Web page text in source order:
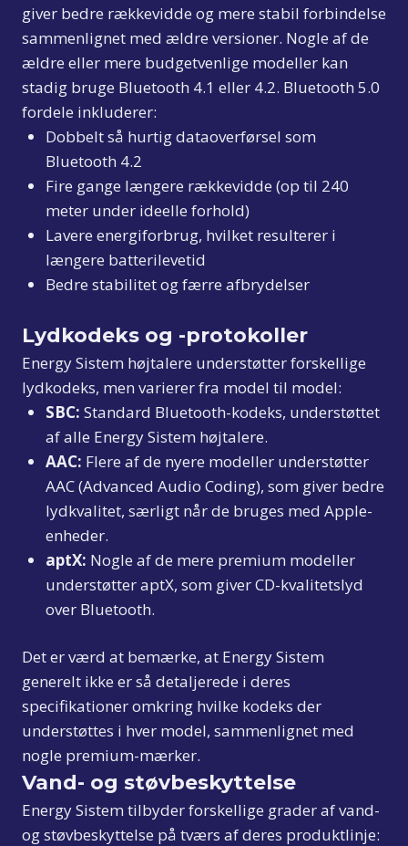
giver bedre rækkevidde og mere stabil forbindelse
sammenlignet med ældre versioner. Nogle af de
ældre eller mere budgetvenlige modeller kan
stadig bruge Bluetooth 4.1 eller 4.2. Bluetooth 5.0
fordele inkluderer:
Dobbelt så hurtig dataoverførsel som
Bluetooth 4.2
Fire gange længere rækkevidde (op til 240
meter under ideelle forhold)
Lavere energiforbrug, hvilket resulterer i
længere batterilevetid
Bedre stabilitet og færre afbrydelser
Lydkodeks og -protokoller
Energy Sistem højtalere understøtter forskellige
lydkodeks, men varierer fra model til model:
SBC: Standard Bluetooth-kodeks, understøttet
af alle Energy Sistem højtalere.
AAC: Flere af de nyere modeller understøtter
AAC (Advanced Audio Coding), som giver bedre
lydkvalitet, særligt når de bruges med Apple-
enheder.
aptX: Nogle af de mere premium modeller
understøtter aptX, som giver CD-kvalitetslyd
over Bluetooth.
Det er værd at bemærke, at Energy Sistem
generelt ikke er så detaljerede i deres
specifikationer omkring hvilke kodeks der
understøttes i hver model, sammenlignet med
nogle premium-mærker.
Vand- og støvbeskyttelse
Energy Sistem tilbyder forskellige grader af vand-
og støvbeskyttelse på tværs af deres produktlinje: